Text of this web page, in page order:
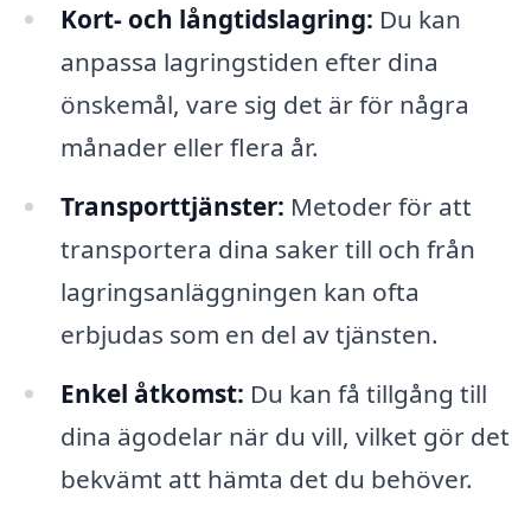
Kort- och långtidslagring: Du kan
anpassa lagringstiden efter dina
önskemål, vare sig det är för några
månader eller flera år.
Transporttjänster: Metoder för att
transportera dina saker till och från
lagringsanläggningen kan ofta
erbjudas som en del av tjänsten.
Enkel åtkomst: Du kan få tillgång till
dina ägodelar när du vill, vilket gör det
bekvämt att hämta det du behöver.